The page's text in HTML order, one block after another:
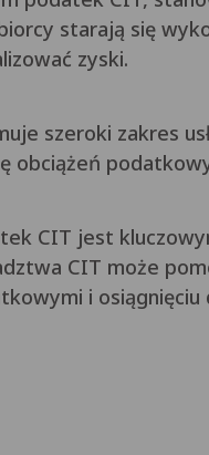
starają się
zyski.
szeroki zakres
obciążeń
CIT jest
CIT może
i